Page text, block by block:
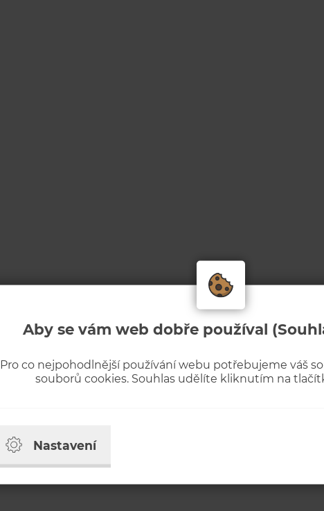
Aby se vám web dobře používal
Pro co nejpohodlnější používání webu potřebujeme váš
souborů cookies. Souhlas udělíte kliknutím na
Nastavení